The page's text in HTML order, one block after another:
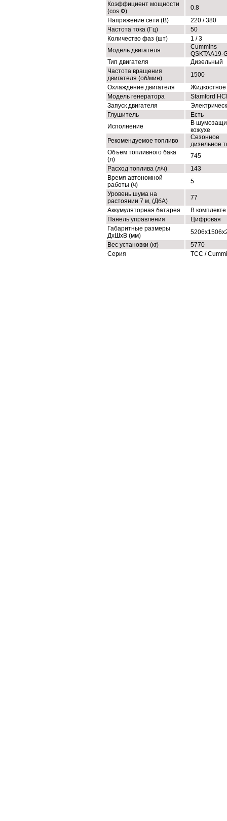
Коэффициент мощности
(cos Ф)
0.8
Напряжение сети (В)
220 / 380
Частота тока (Гц)
50
Количество фаз (шт)
1 / 3
Модель двигателя
Cummins
QSKTAA19-
Тип двигателя
Дизельный
Частота вращения
двигателя (об/мин)
1500
Охлаждение двигателя
Жидкостное
Модель генератора
Stamford
Запуск двигателя
Глушитель
Есть
Исполнение
В
кожухе
Рекомендуемое топливо
Сезонное
дизельное
Объем топливного бака
(л)
745
Расход топлива (л/ч)
143
Время автономной
работы (ч)
5
Уровень шума на
растоянии 7 м, (ДбА)
77
Аккумуляторная батарея
В комплекте
Панель управления
Цифровая
Габаритные размеры
ДхШхВ (мм)
Вес установки (кг)
5770
Серия
ТСС /